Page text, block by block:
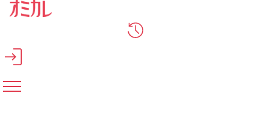
メインコンテンツへスキップ